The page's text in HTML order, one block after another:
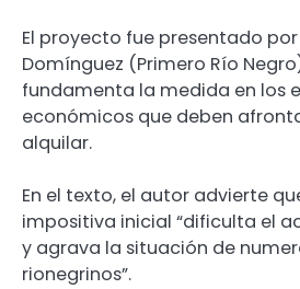
El proyecto fue presentado
Domínguez (Primero Río
fundamenta la medida en los
económicos que deben
alquilar.
En el texto, el autor advierte
impositiva inicial “dificulta el
y agrava la situación de
rionegrinos”.